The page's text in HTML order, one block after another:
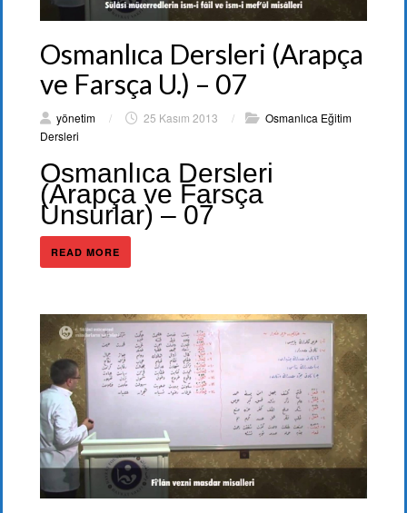
Osmanlıca Dersleri (Arapça
ve Farsça U.) – 07
yönetim / 25 Kasım 2013 /
Osmanlıca Eğitim
Dersleri
Osmanlıca Dersleri
(Arapça ve Farsça
Unsurlar) – 07
READ MORE